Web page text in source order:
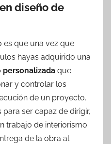
diseño de
es que una vez que
hayas adquirido una
que
y controlar los
de un proyecto.
ser capaz de dirigir,
trabajo de interiorismo
de la obra al